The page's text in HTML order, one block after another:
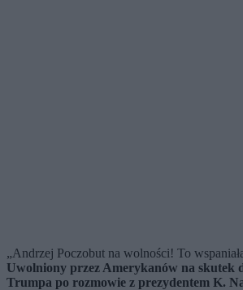
„Andrzej Poczobut na wolności! To
Uwolniony przez Amerykanów na skutek
Trumpa po rozmowie z prezydentem K.